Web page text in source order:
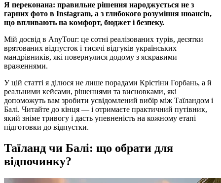
Я переконана: правильне рішення народжується не з
гарних фото в Instagram, а з глибокого розуміння нюансів,
що впливають на комфорт, бюджет і безпеку.
Мій досвід в AnyTour: це сотні реалізованих турів, десятки
врятованих відпусток і тисячі відгуків українських
мандрівників, які повернулися додому з яскравими
враженнями.
У цій статті я ділюся не лише порадами Крістіни Горбань, а й
реальними кейсами, рішеннями та висновками, які
допоможуть вам зробити усвідомлений вибір між Таїландом і
Балі. Читайте до кінця — і отримаєте практичний путівник,
який зніме тривогу і дасть упевненість на кожному етапі
підготовки до відпустки.
Таїланд чи Балі: що обрати для
відпочинку?